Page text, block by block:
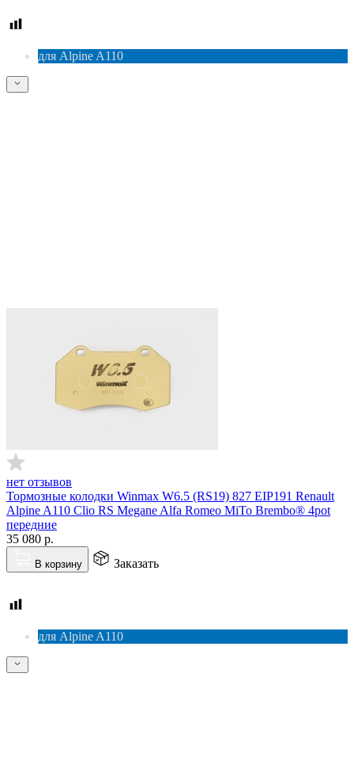
для Alpine A110
нет отзывов
Тормозные колодки Winmax W6.5 (RS19) 827 EIP191 Renault
Alpine A110 Clio RS Megane Alfa Romeo MiTo Brembo® 4pot
передние
35 080 р.
В корзину Заказать
для Alpine A110